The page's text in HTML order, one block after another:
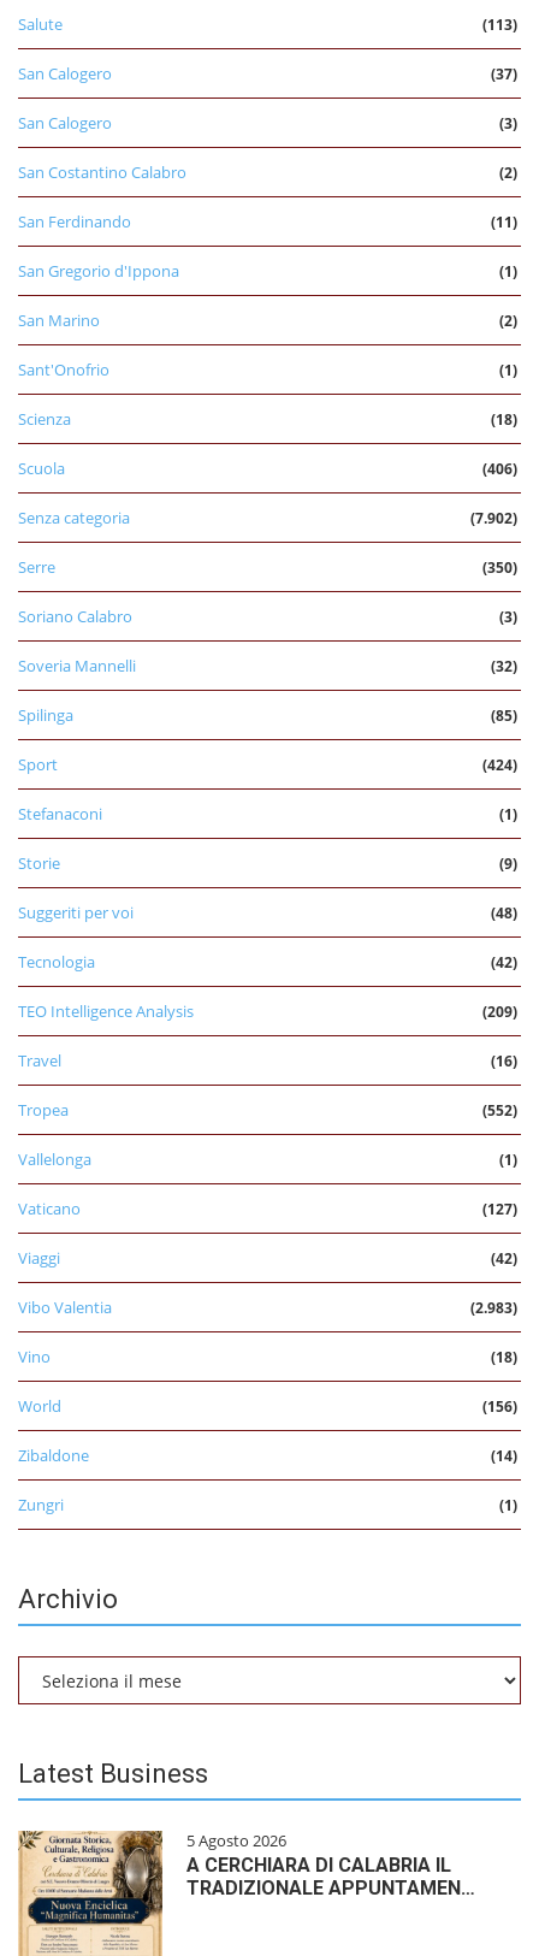
Salute (113)
San Calogero (37)
San Calogero (3)
San Costantino Calabro (2)
San Ferdinando (11)
San Gregorio d'Ippona (1)
San Marino (2)
Sant'Onofrio (1)
Scienza (18)
Scuola (406)
Senza categoria (7.902)
Serre (350)
Soriano Calabro (3)
Soveria Mannelli (32)
Spilinga (85)
Sport (424)
Stefanaconi (1)
Storie (9)
Suggeriti per voi (48)
Tecnologia (42)
TEO Intelligence Analysis (209)
Travel (16)
Tropea (552)
Vallelonga (1)
Vaticano (127)
Viaggi (42)
Vibo Valentia (2.983)
Vino (18)
World (156)
Zibaldone (14)
Zungri (1)
Archivio
Latest Business
5 Agosto 2026
A CERCHIARA DI CALABRIA IL
TRADIZIONALE APPUNTAMEN…